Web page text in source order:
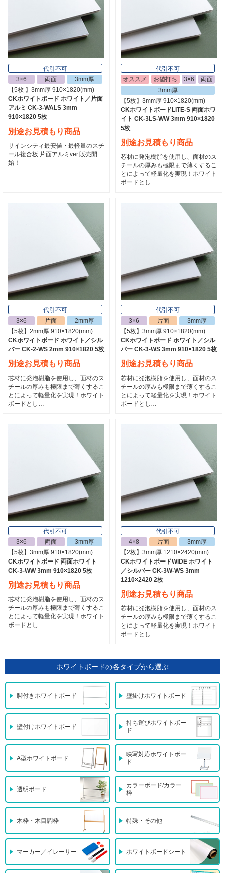
代引不可
3×6
両面
3mm厚
【5枚 】3mm厚 910×1820(mm)
CKホワイトボード ホワイト／片面
アルミ CK-3-WALS 3mm
910×1820 5枚
別途お見積もり商品
サインシティ最安値・最軽量のスチ
ール複合板 片面アルミver.販売開
始！
代引不可
オススメ
お値打ち 3×6
両面
3mm厚
【5枚】3mm厚 910×1820(mm)
CKホワイトボードLITE-S 両面ホワ
イト CK-3LS-WW 3mm 910×1820
5枚
別途お見積もり商品
芯材に発泡樹脂を使用し、面材のス
チールの厚みも極限まで薄くするこ
とによって軽量化を実現！ホワイト
ボードとし…
代引不可
3×6
片面
2mm厚
【5枚】2mm厚 910×1820(mm)
CKホワイトボード ホワイト／シル
バー CK-2-WS 2mm 910×1820 5枚
別途お見積もり商品
芯材に発泡樹脂を使用し、面材のス
チールの厚みも極限まで薄くするこ
とによって軽量化を実現！ホワイト
ボードとし…
代引不可
3×6
片面
3mm厚
【5枚】3mm厚 910×1820(mm)
CKホワイトボード ホワイト／シル
バー CK-3-WS 3mm 910×1820 5枚
別途お見積もり商品
芯材に発泡樹脂を使用し、面材のス
チールの厚みも極限まで薄くするこ
とによって軽量化を実現！ホワイト
ボードとし…
代引不可
3×6
両面
3mm厚
【5枚】3mm厚 910×1820(mm)
CKホワイトボード 両面ホワイト
CK-3-WW 3mm 910×1820 5枚
別途お見積もり商品
芯材に発泡樹脂を使用し、面材のス
チールの厚みも極限まで薄くするこ
とによって軽量化を実現！ホワイト
ボードとし…
代引不可
4×8
片面
3mm厚
【2枚】3mm厚 1210×2420(mm)
CKホワイトボードWIDE ホワイト
／シルバー CK-3W-WS 3mm
1210×2420 2枚
別途お見積もり商品
芯材に発泡樹脂を使用し、面材のス
チールの厚みも極限まで薄くするこ
とによって軽量化を実現！ホワイト
ボードとし…
ホワイトボードの各タイプから選ぶ
脚付きホワイトボード 壁掛けホワイトボード
壁付けホワイトボード
持ち運びホワイトボー
ド
A型ホワイトボード
映写対応ホワイトボー
ド
透明ボード
カラーボード/カラー
枠
木枠・木目調枠 特殊・その他
マーカー／イレーサー ホワイトボードシート